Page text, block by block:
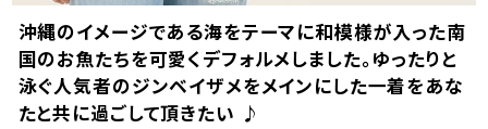
お届けの目安は、本州・九州・四国は発送日の
翌日、北海道は3日後、沖縄県内は翌日です。
※確約ではありません。一部地域や天候・交通
状況により、お届けが遅れる場合がございます。
沖縄のイメージである海をテーマに和模様が入った南
国のお魚たちを可愛くデフォルメしました。ゆったりと
泳ぐ人気者のジンベイザメをメインにした一着をあな
たと共に過ごして頂きたい ♪